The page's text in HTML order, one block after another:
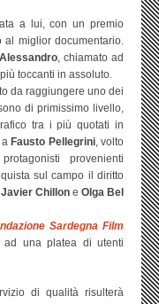
a lui, con un premio
al miglior documentario.
Alessandro, chiamato ad
toccanti in assoluto.
da raggiungere uno dei
di primissimo livello,
tra i più quotati in
a Fausto Pellegrini, volto
provenienti
sul campo il diritto
Javier Chillone Olga Bel
Sardegna Film
ad una platea di utenti
di qualità risulterà